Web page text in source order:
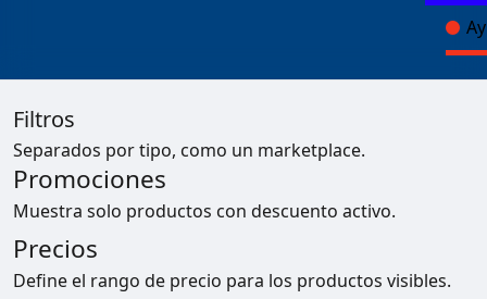
Filtros
Separados por tipo, como un marketplace.
Promociones
Muestra solo productos con descuento activo.
Precios
Define el rango de precio para los productos visibles.